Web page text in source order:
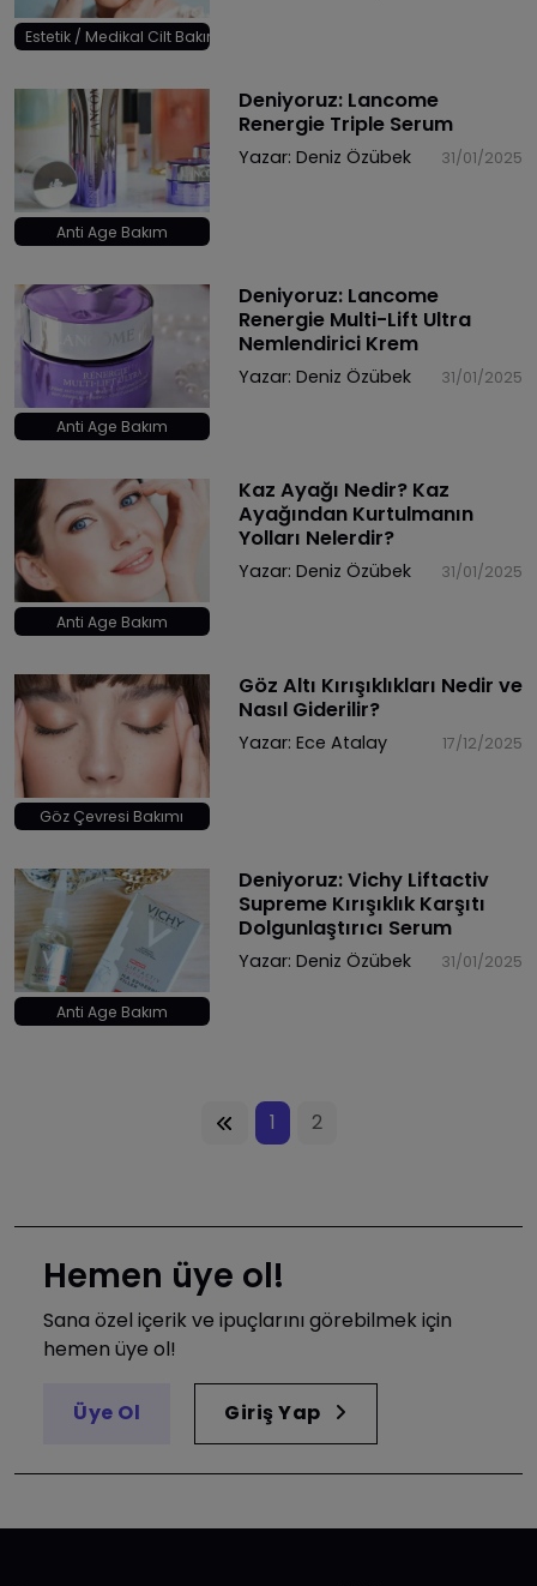
Estetik / Medikal Cilt Bakımı
Anti Age Bakım
Deniyoruz: Lancome
Renergie Triple Serum
Yazar: Deniz Özübek 31/01/2025
Anti Age Bakım
Deniyoruz: Lancome
Renergie Multi-Lift Ultra
Nemlendirici Krem
Yazar: Deniz Özübek 31/01/2025
Anti Age Bakım
Kaz Ayağı Nedir? Kaz
Ayağından Kurtulmanın
Yolları Nelerdir?
Yazar: Deniz Özübek 31/01/2025
Göz Çevresi Bakımı
Göz Altı Kırışıklıkları Nedir ve
Nasıl Giderilir?
Yazar: Ece Atalay 17/12/2025
Anti Age Bakım
Deniyoruz: Vichy Liftactiv
Supreme Kırışıklık Karşıtı
Dolgunlaştırıcı Serum
Yazar: Deniz Özübek 31/01/2025
1 2
Hemen üye ol!
Sana özel içerik ve ipuçlarını görebilmek için
hemen üye ol!
Üye Ol Giriş Yap